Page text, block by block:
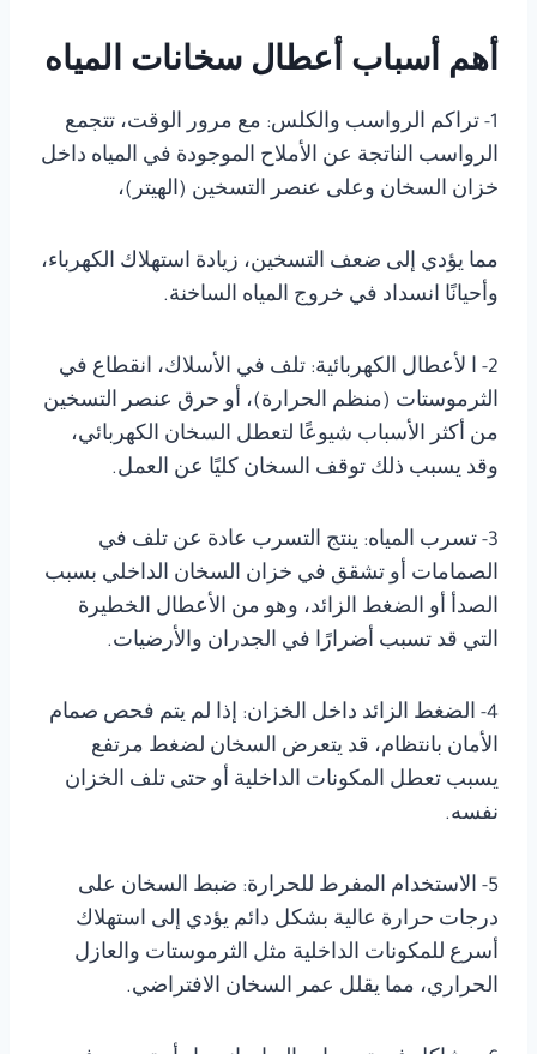
أهم أسباب أعطال سخانات المياه
1- تراكم الرواسب والكلس: مع مرور الوقت، تتجمع
الرواسب الناتجة عن الأملاح الموجودة في المياه داخل
خزان السخان وعلى عنصر التسخين (الهيتر)،
مما يؤدي إلى ضعف التسخين، زيادة استهلاك الكهرباء،
وأحيانًا انسداد في خروج المياه الساخنة.
2- ا لأعطال الكهربائية: تلف في الأسلاك، انقطاع في
الثرموستات (منظم الحرارة)، أو حرق عنصر التسخين
من أكثر الأسباب شيوعًا لتعطل السخان الكهربائي،
وقد يسبب ذلك توقف السخان كليًا عن العمل.
3- تسرب المياه: ينتج التسرب عادة عن تلف في
الصمامات أو تشقق في خزان السخان الداخلي بسبب
الصدأ أو الضغط الزائد، وهو من الأعطال الخطيرة
التي قد تسبب أضرارًا في الجدران والأرضيات.
4- الضغط الزائد داخل الخزان: إذا لم يتم فحص صمام
الأمان بانتظام، قد يتعرض السخان لضغط مرتفع
يسبب تعطل المكونات الداخلية أو حتى تلف الخزان
نفسه.
5- الاستخدام المفرط للحرارة: ضبط السخان على
درجات حرارة عالية بشكل دائم يؤدي إلى استهلاك
أسرع للمكونات الداخلية مثل الثرموستات والعازل
الحراري، مما يقلل عمر السخان الافتراضي.